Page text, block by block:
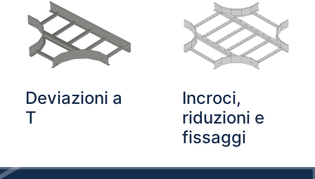
Deviazioni a
T
Incroci,
riduzioni e
fissaggi